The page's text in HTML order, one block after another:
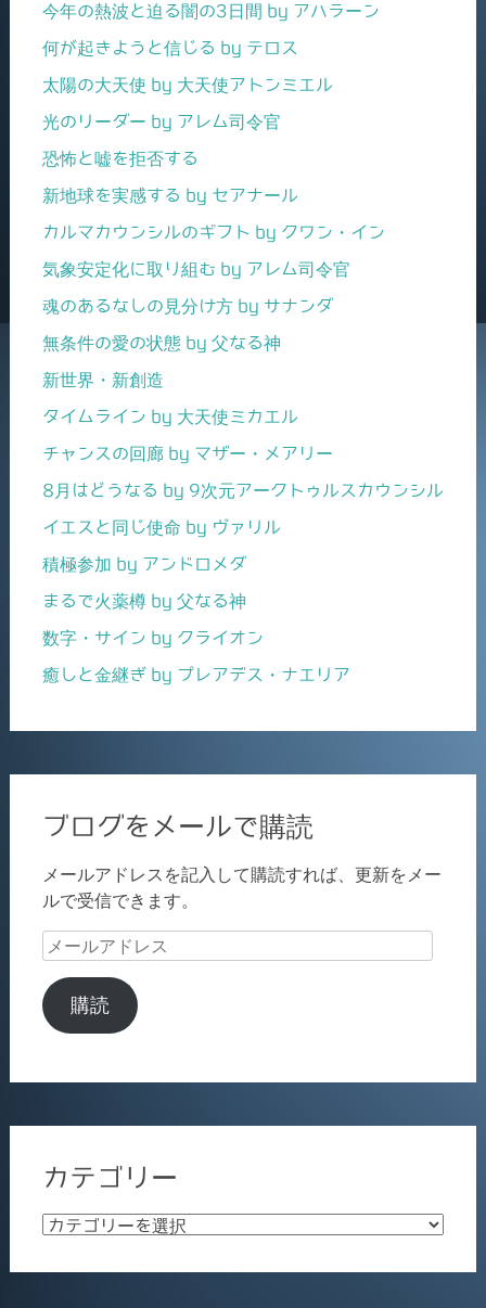
今年の熱波と迫る闇の3日間 by アハラーン
何が起きようと信じる by テロス
太陽の大天使 by 大天使アトンミエル
光のリーダー by アレム司令官
恐怖と嘘を拒否する
新地球を実感する by セアナール
カルマカウンシルのギフト by クワン・イン
気象安定化に取り組む by アレム司令官
魂のあるなしの見分け方 by サナンダ
無条件の愛の状態 by 父なる神
新世界・新創造
タイムライン by 大天使ミカエル
チャンスの回廊 by マザー・メアリー
8月はどうなる by 9次元アークトゥルスカウンシル
イエスと同じ使命 by ヴァリル
積極参加 by アンドロメダ
まるで火薬樽 by 父なる神
数字・サイン by クライオン
癒しと金継ぎ by プレアデス・ナエリア
ブログをメールで購読
メールアドレスを記入して購読すれば、更新をメー
ルで受信できます。
メ
ル
ア
購読
カテゴリー
カ
ゴ